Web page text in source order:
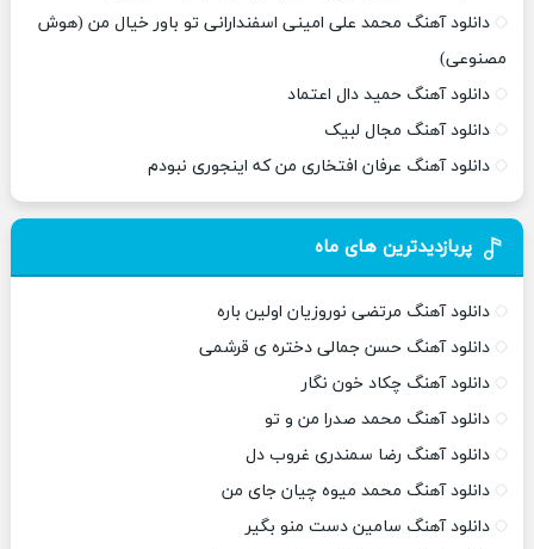
دانلود آهنگ محمد علی امینی اسفندارانی تو باور خیال من (هوش
مصنوعی)
دانلود آهنگ حمید دال اعتماد
دانلود آهنگ مجال لبیک
دانلود آهنگ عرفان افتخاری من که اینجوری نبودم
پربازدیدترین های ماه
دانلود آهنگ مرتضی نوروزیان اولین باره
دانلود آهنگ حسن جمالی دختره ی قرشمی
دانلود آهنگ چکاد خون نگار
دانلود آهنگ محمد صدرا من و تو
دانلود آهنگ رضا سمندری غروب دل
دانلود آهنگ محمد میوه چیان جای من
دانلود آهنگ سامین دست منو بگیر